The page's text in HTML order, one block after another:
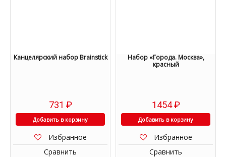
Канцелярский набор Brainstick
731 ₽
Добавить в корзину
Избранное
Сравнить
Набор «Города. Москва»,
красный
1454₽
Добавить в корзину
Избранное
Сравнить